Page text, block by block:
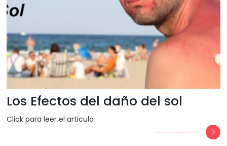
Los Efectos del daño del sol
Click para leer el articulo